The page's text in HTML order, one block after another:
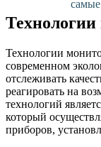
Технологии
современном
отслеживать
реагировать на
технологий
который
приборов,